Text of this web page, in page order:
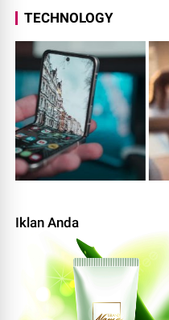
TECHNOLOGY
Iklan Anda